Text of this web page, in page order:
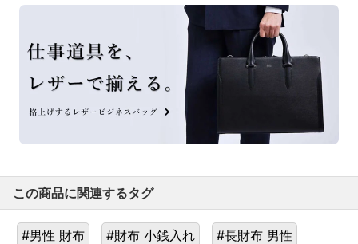
この商品に関連するタグ
#男性 財布 #財布 小銭入れ #長財布 男性